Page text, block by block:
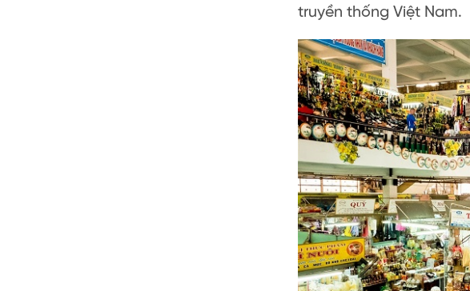
truyền thống Việt Nam.